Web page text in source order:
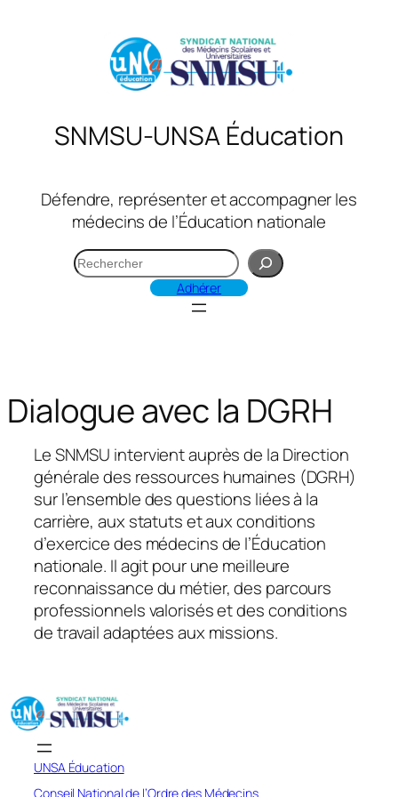
SNMSU-UNSA Éducation
Défendre, représenter et accompagner les
médecins de l’Éducation nationale
R
e
h
e
r
Adhérer
Dialogue avec la DGRH
Le SNMSU intervient auprès de la Direction
générale des ressources humaines (DGRH)
sur l’ensemble des questions liées à la
carrière, aux statuts et aux conditions
d’exercice des médecins de l’Éducation
nationale. Il agit pour une meilleure
reconnaissance du métier, des parcours
professionnels valorisés et des conditions
de travail adaptées aux missions.
UNSA Éducation
Conseil National de l’Ordre des Médecins